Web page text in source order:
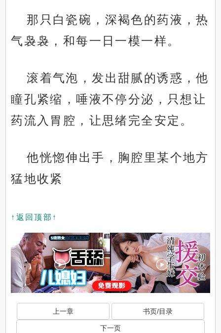
那只白瓷碗，深褐色的药液，热
气袅袅，和每一日一模一样。
滚着气泡，发出甜腻的诱惑，他
瞳孔紧缩，唾液不停分泌，只想让
药流入胃腔，让思绪完全安定。
他恍惚伸出手，胸腔里某个地方
猛地收紧
↑返回顶部↑
上一章 书页/目录
下一页